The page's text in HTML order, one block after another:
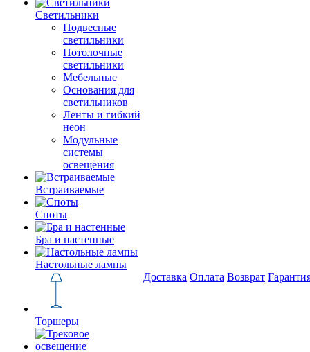
Светильники
Подвесные
светильники
Потолочные
светильники
Мебельные
Основания для
светильников
Ленты и гибкий
неон
Модульные
системы
освещения
Встраиваемые
Споты
Бра и настенные
Настольные лампы
Торшеры
Доставка Оплата Возврат